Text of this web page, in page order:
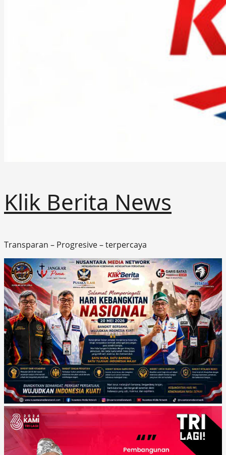
Klik Berita News
Transparan – Progresive – terpercaya